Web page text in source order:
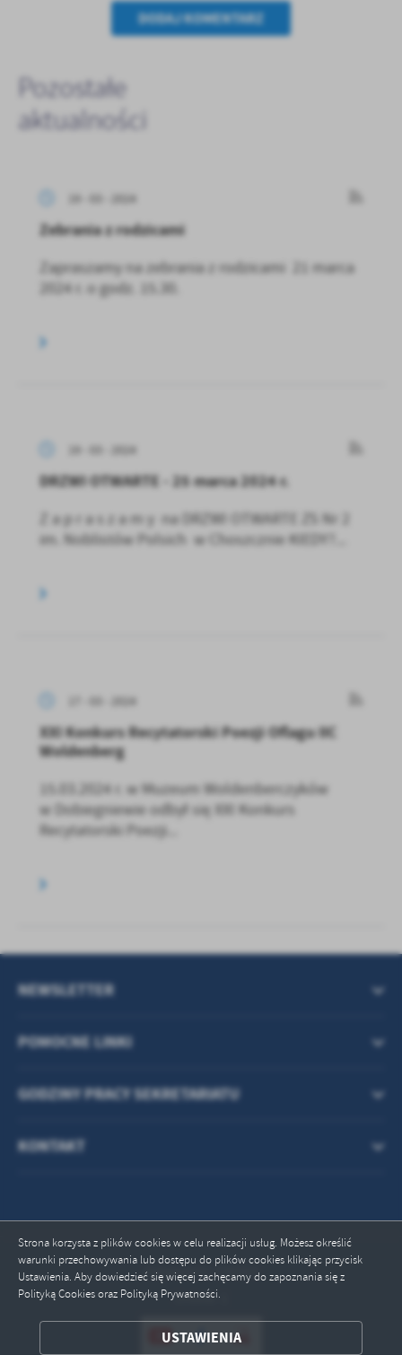
Strona korzysta z plików cookies w celu realizacji usług. Możesz określić
warunki przechowywania lub dostępu do plików cookies klikając przycisk
Ustawienia. Aby dowiedzieć się więcej zachęcamy do zapoznania się z
Polityką Cookies oraz Polityką Prywatności.
USTAWIENIA
DODAJ KOMENTARZ
Pozostałe
aktualności
19 - 03 - 2024
Zebrania z rodzicami
Zapraszamy na zebrania z rodzicami 21 marca
2024 r. o godz. 15.30.
19 - 03 - 2024
DRZWI OTWARTE - 25 marca 2024 r.
Z a p r a s z a m y na DRZWI OTWARTE ZS Nr 2
im. Noblistów Polsich w Choszcznie KIEDY?...
17 - 03 - 2024
XXI Konkurs Recytatorski Poezji Oflagu IIC
Woldenberg
15.03.2024 r. w Muzeum Woldenberczyków
w Dobiegniewie odbył się XXI Konkurs
Recytatorski Poezji...
POMOCNE LINKI
NEWSLETTER
GODZINY PRACY SEKRETARIATU
KONTAKT
Odwiedzin: 235563
Online: 1